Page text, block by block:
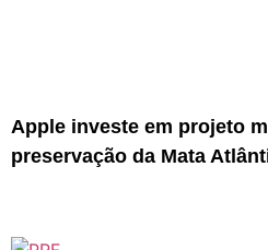
Apple investe em projeto
preservação da Mata